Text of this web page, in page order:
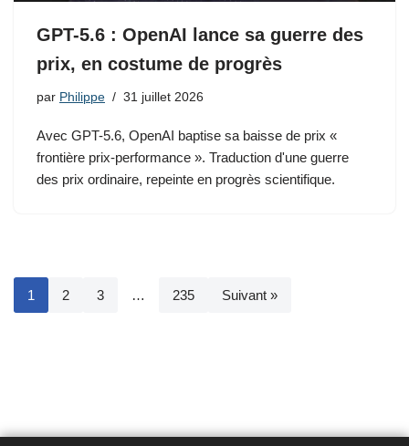
GPT-5.6 : OpenAI lance sa guerre des
prix, en costume de progrès
par Philippe 31 juillet 2026
Avec GPT-5.6, OpenAI baptise sa baisse de prix «
frontière prix-performance ». Traduction d'une guerre
des prix ordinaire, repeinte en progrès scientifique.
1 2 3 … 235 Suivant »